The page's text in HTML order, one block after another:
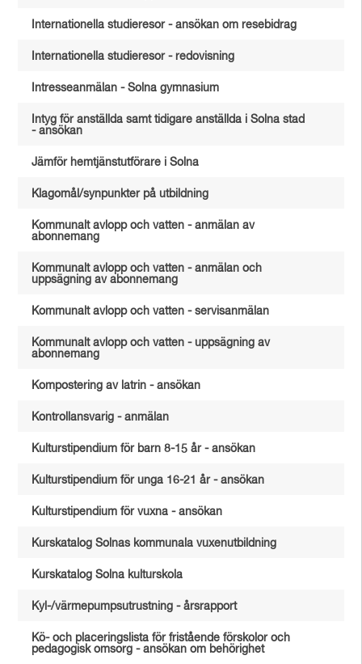
Internationella studieresor - ansökan om resebidrag
Internationella studieresor - redovisning
Intresseanmälan - Solna gymnasium
Intyg för anställda samt tidigare anställda i Solna stad
- ansökan
Jämför hemtjänstutförare i Solna
Klagomål/synpunkter på utbildning
Kommunalt avlopp och vatten - anmälan av
abonnemang
Kommunalt avlopp och vatten - anmälan och
uppsägning av abonnemang
Kommunalt avlopp och vatten - servisanmälan
Kommunalt avlopp och vatten - uppsägning av
abonnemang
Kompostering av latrin - ansökan
Kontrollansvarig - anmälan
Kulturstipendium för barn 8-15 år - ansökan
Kulturstipendium för unga 16-21 år - ansökan
Kulturstipendium för vuxna - ansökan
Kurskatalog Solnas kommunala vuxenutbildning
Kurskatalog Solna kulturskola
Kyl-/värmepumpsutrustning - årsrapport
Kö- och placeringslista för fristående förskolor och
pedagogisk omsorg - ansökan om behörighet